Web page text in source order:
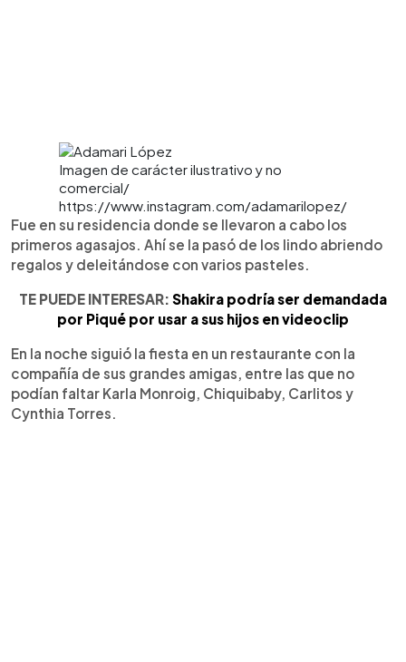
Imagen de carácter ilustrativo y no
comercial/
https://www.instagram.com/adamarilopez/
Fue en su residencia donde se llevaron a cabo los
primeros agasajos. Ahí se la pasó de los lindo abriendo
regalos y deleitándose con varios pasteles.
TE PUEDE INTERESAR: Shakira podría ser demandada
por Piqué por usar a sus hijos en videoclip
En la noche siguió la fiesta en un restaurante con la
compañía de sus grandes amigas, entre las que no
podían faltar Karla Monroig, Chiquibaby, Carlitos y
Cynthia Torres.